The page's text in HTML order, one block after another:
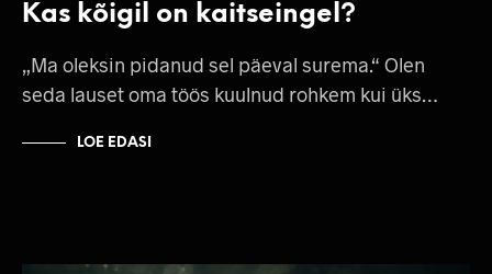
Kas kõigil on kaitseingel?
„Ma oleksin pidanud sel päeval surema.“ Olen
seda lauset oma töös kuulnud rohkem kui üks…
LOE EDASI